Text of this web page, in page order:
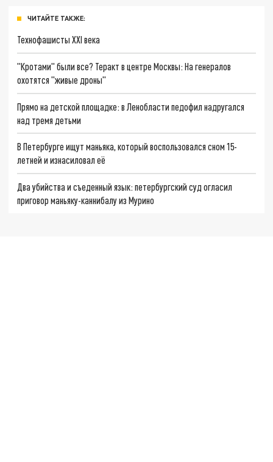
ЧИТАЙТЕ ТАКЖЕ:
Технофашисты XXI века
"Кротами" были все? Теракт в центре Москвы: На генералов
охотятся "живые дроны"
Прямо на детской площадке: в Ленобласти педофил надругался
над тремя детьми
В Петербурге ищут маньяка, который воспользовался сном 15-
летней и изнасиловал её
Два убийства и съеденный язык: петербургский суд огласил
приговор маньяку-каннибалу из Мурино